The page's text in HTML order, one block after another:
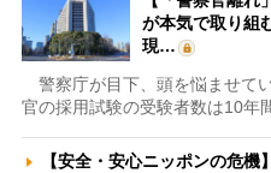
が本気で取り組
現…
警察庁が目下、頭を悩ませて
官の採用試験の受験者数は10年
【安全・安心ニッポンの危